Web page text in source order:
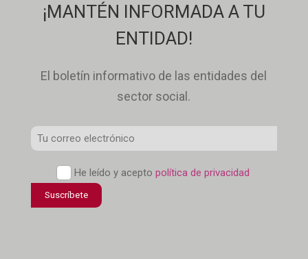
¡MANTÉN INFORMADA A TU
ENTIDAD!
El boletín informativo de las entidades del
sector social.
Correo
Política
confidencialidad
He leído y aceptopolítica de privacidad
Suscríbete